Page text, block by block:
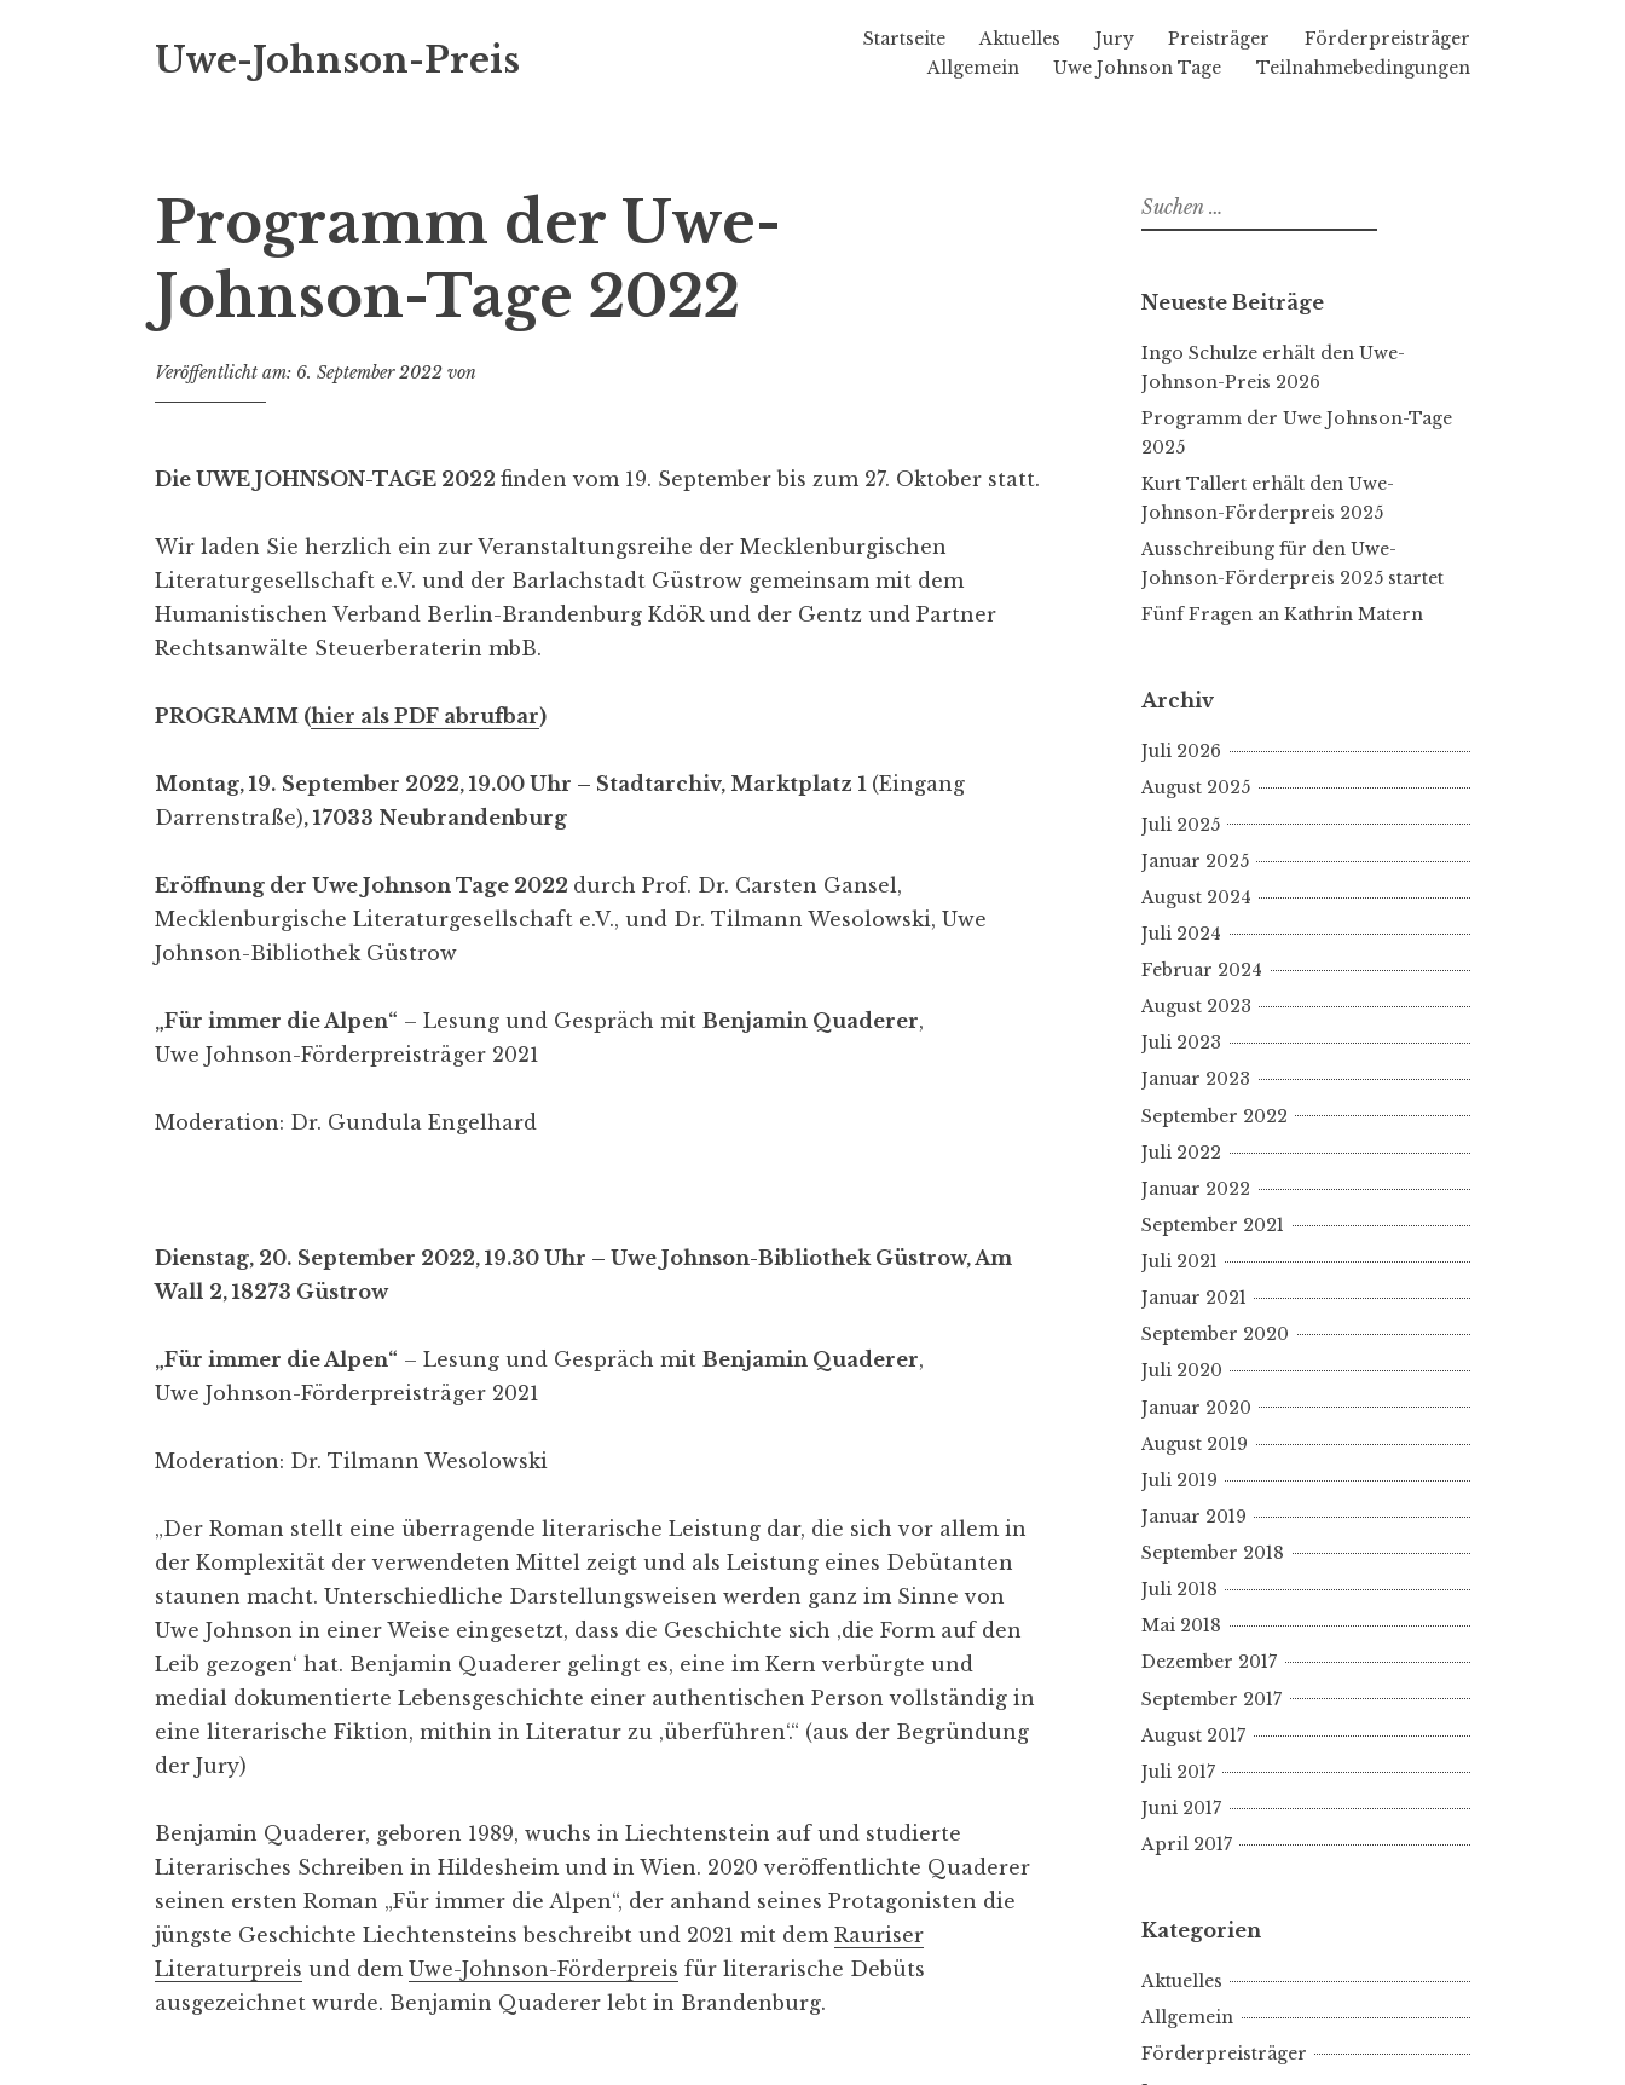
n
Uwe-Johnson-Preis Startseite Aktuelles Jury Preisträger
Förderpreisträger
Allgemein
Uwe Johnson Tage Teilnahmebedingungen
Programm der Uwe-
Johnson-Tage 2022
Veröffentlicht am: 6. September 2022 von
Die UWE JOHNSON-TAGE 2022 finden vom 19. September bis zum 27. Oktober statt.
Wir laden Sie herzlich ein zur Veranstaltungsreihe der Mecklenburgischen
Literaturgesellschaft e.V. und der Barlachstadt Güstrow gemeinsam mit dem
Humanistischen Verband Berlin-Brandenburg KdöR und der Gentz und Partner
Rechtsanwälte Steuerberaterin mbB.
PROGRAMM (hier als PDF abrufbar)
Montag, 19. September 2022, 19.00 Uhr – Stadtarchiv, Marktplatz 1 (Eingang
Darrenstraße), 17033 Neubrandenburg
Eröffnung der Uwe Johnson Tage 2022 durch Prof. Dr. Carsten Gansel,
Mecklenburgische Literaturgesellschaft e.V., und Dr. Tilmann Wesolowski, Uwe
Johnson-Bibliothek Güstrow
„Für immer die Alpen“ – Lesung und Gespräch mit Benjamin Quaderer,
Uwe Johnson-Förderpreisträger 2021
Moderation: Dr. Gundula Engelhard
Dienstag, 20. September 2022, 19.30 Uhr – Uwe Johnson-Bibliothek Güstrow, Am
Wall 2, 18273 Güstrow
„Für immer die Alpen“ – Lesung und Gespräch mit Benjamin Quaderer,
Uwe Johnson-Förderpreisträger 2021
Moderation: Dr. Tilmann Wesolowski
„Der Roman stellt eine überragende literarische Leistung dar, die sich vor allem in
der Komplexität der verwendeten Mittel zeigt und als Leistung eines Debütanten
staunen macht. Unterschiedliche Darstellungsweisen werden ganz im Sinne von
Uwe Johnson in einer Weise eingesetzt, dass die Geschichte sich ‚die Form auf den
Leib gezogen‘ hat. Benjamin Quaderer gelingt es, eine im Kern verbürgte und
medial dokumentierte Lebensgeschichte einer authentischen Person vollständig in
eine literarische Fiktion, mithin in Literatur zu ‚überführen‘.“ (aus der Begründung
der Jury)
Benjamin Quaderer, geboren 1989, wuchs in Liechtenstein auf und studierte
Literarisches Schreiben in Hildesheim und in Wien. 2020 veröffentlichte Quaderer
seinen ersten Roman „Für immer die Alpen“, der anhand seines Protagonisten die
jüngste Geschichte Liechtensteins beschreibt und 2021 mit dem Rauriser
Literaturpreis und dem Uwe-Johnson-Förderpreis für literarische Debüts
ausgezeichnet wurde. Benjamin Quaderer lebt in Brandenburg.
S
u
e
n
n
:
Neueste Beiträge
Ingo Schulze erhält den Uwe-
Johnson-Preis 2026
Programm der Uwe Johnson-Tage
2025
Kurt Tallert erhält den Uwe-
Johnson-Förderpreis 2025
Ausschreibung für den Uwe-
Johnson-Förderpreis 2025 startet
Fünf Fragen an Kathrin Matern
Archiv
Juli 2026
August 2025
Juli 2025
Januar 2025
August 2024
Juli 2024
Februar 2024
August 2023
Juli 2023
Januar 2023
September 2022
Juli 2022
Januar 2022
September 2021
Juli 2021
Januar 2021
September 2020
Juli 2020
Januar 2020
August 2019
Juli 2019
Januar 2019
September 2018
Juli 2018
Mai 2018
Dezember 2017
September 2017
August 2017
Juli 2017
Juni 2017
April 2017
Kategorien
Aktuelles
Allgemein
Förderpreisträger